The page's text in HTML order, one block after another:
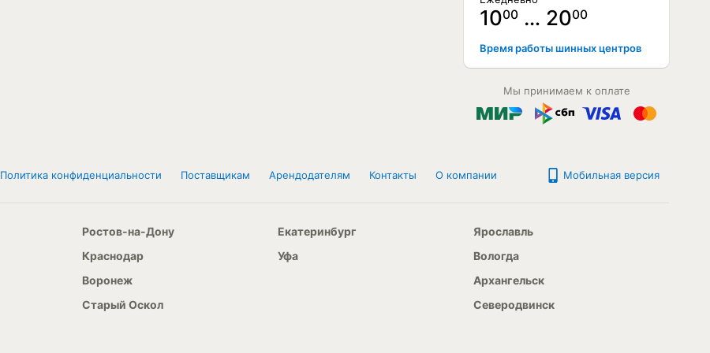
1000 … 2000
Время работы шинных центров
Мы принимаем к оплате
Политика конфиденциальности Поставщикам Арендодателям Контакты О компании Мобильная версия
Ростов-на-Дону
Краснодар
Воронеж
Старый Оскол
Екатеринбург
Уфа
Ярославль
Вологда
Архангельск
Северодвинск